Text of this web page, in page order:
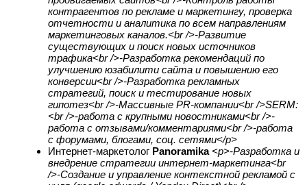
контрагентов по рекламе и маркетингу, проверка
отчетности и аналитика по всем направлениям
маркетинговых каналов.<br />-Развитие
существующих и поиск новых источников
трафика<br />-Разработка рекомендаций по
улучшению юзабилити сайта и повышению его
конверсии<br />-Разработка рекламных
стратегий, поиск и тестирование новых
гипотез<br />-Массивные PR-компании<br />SERM:
<br />-работа с крупными новостниками<br />-
работа с отзывами/комментариями<br />-работа
с форумами, блогами, соц. сетями</p>
Интернет-маркетолог Panoramika <p>-Разработка и
внедрение стратегии интернет-маркетинга<br
/>-Создание и управление контекстной рекламой с